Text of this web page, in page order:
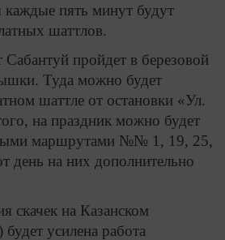
пять минут будут
шаттлов.
Сабантуй пройдет в березовой
Туда можно будет
шаттле от остановки «Ул.
на праздник можно будет
маршрутами №№ 1, 19, 25,
день на них дополнительно
скачек на Казанском
усилена работа